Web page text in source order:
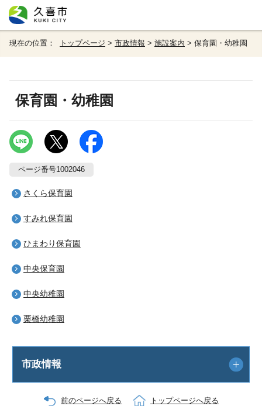
現在の位置： トップページ > 市政情報 > 施設案内 > 保育園・幼稚園
保育園・幼稚園
ページ番号1002046
さくら保育園
すみれ保育園
ひまわり保育園
中央保育園
中央幼稚園
栗橋幼稚園
市政情報
前のページへ戻る トップページへ戻る